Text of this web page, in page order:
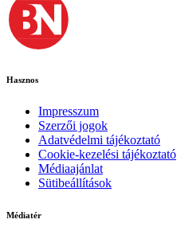
Hasznos
Impresszum
Szerzői jogok
Adatvédelmi tájékoztató
Cookie-kezelési tájékoztató
Médiaajánlat
Sütibeállítások
Médiatér